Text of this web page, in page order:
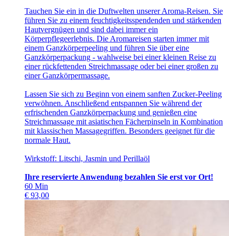
Tauchen Sie ein in die Duftwelten unserer Aroma-Reisen. Sie
führen Sie zu einem feuchtigkeitsspendenden und stärkenden
Hautvergnügen und sind dabei immer ein
Körperpflegeerlebnis. Die Aromareisen starten immer mit
einem Ganzkörperpeeling und führen Sie über eine
Ganzkörperpackung - wahlweise bei einer kleinen Reise zu
einer rückfettenden Streichmassage oder bei einer großen zu
einer Ganzkörpermassage.
Lassen Sie sich zu Beginn von einem sanften Zucker-Peeling
verwöhnen. Anschließend entspannen Sie während der
erfrischenden Ganzkörperpackung und genießen eine
Streichmassage mit asiatischen Fächerpinseln in Kombination
mit klassischen Massagegriffen. Besonders geeignet für die
normale Haut.
Wirkstoff: Litschi, Jasmin und Perillaöl
Ihre reservierte Anwendung bezahlen Sie erst vor Ort!
60 Min
€ 93,00